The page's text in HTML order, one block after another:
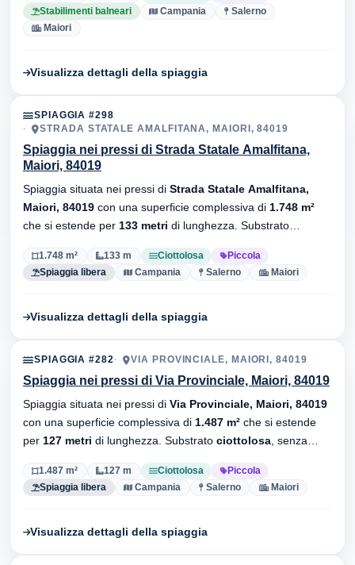
Stabilimenti balneari
Campania
Salerno
Maiori
Visualizza dettagli della spiaggia
SPIAGGIA #298
STRADA STATALE AMALFITANA, MAIORI, 84019
Spiaggia nei pressi di Strada Statale Amalfitana,
Maiori, 84019
Spiaggia situata nei pressi di Strada Statale Amalfitana,
Maiori, 84019 con una superficie complessiva di 1.748 m²
che si estende per 133 metri di lunghezza. Substrato
1.748 m² 133 m Ciottolosa
Piccola
Spiaggia libera
Campania Salerno Maiori
Visualizza dettagli della spiaggia
SPIAGGIA #282 VIA PROVINCIALE, MAIORI, 84019
Spiaggia nei pressi di Via Provinciale, Maiori, 84019
Spiaggia situata nei pressi di Via Provinciale, Maiori, 84019
con una superficie complessiva di 1.487 m² che si estende
per 127 metri di lunghezza. Substrato ciottolosa , senza
1.487 m² 127 m Ciottolosa
Piccola
Spiaggia libera
Campania Salerno Maiori
Visualizza dettagli della spiaggia